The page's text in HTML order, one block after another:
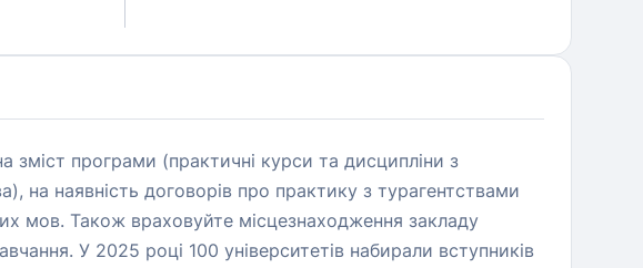
зміст програми (практичні курси та дисципліни з
на наявність договорів про практику з турагентствами
мов. Також враховуйте місцезнаходження закладу
У 2025 році 100 університетів набирали вступників